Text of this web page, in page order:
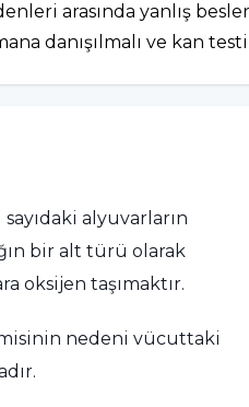
arasında yanlış
danışılmalı ve kan testi
alyuvarların
bir alt türü olarak
oksijen taşımaktır.
nedeni vücuttaki